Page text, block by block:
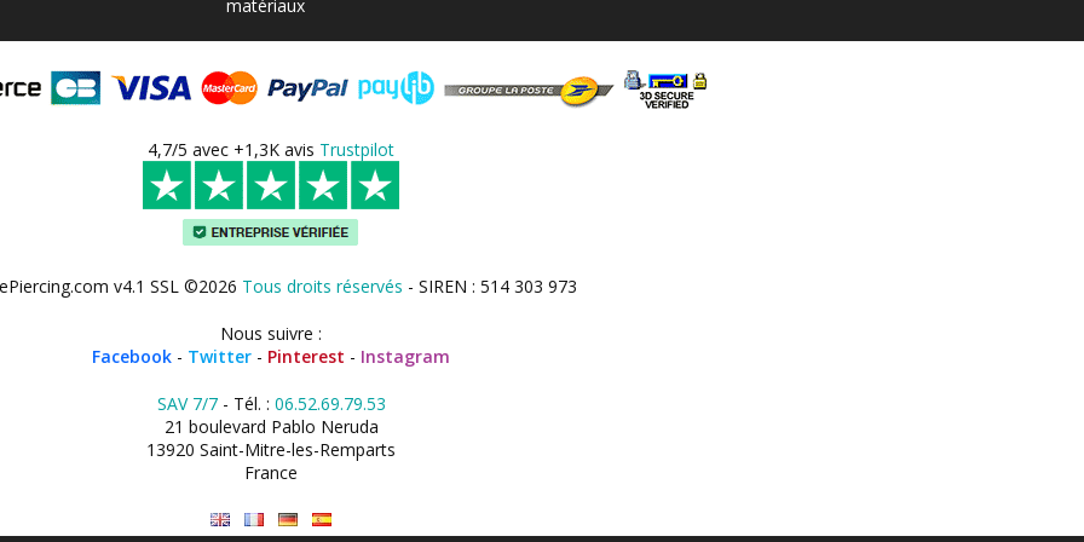
matériaux
4,7/5 avec +1,3K avis Trustpilot
v4.1 SSL ©2026 Tous droits réservés - SIREN : 514 303 973
Nous suivre :
Facebook - Twitter - Pinterest - Instagram
SAV 7/7- Tél. : 06.52.69.79.53
21 boulevard Pablo Neruda
13920 Saint-Mitre-les-Remparts
France